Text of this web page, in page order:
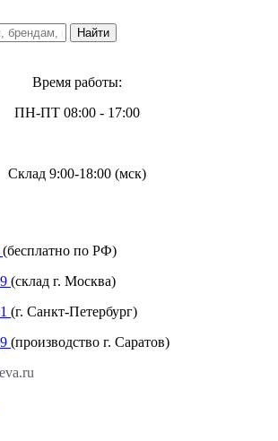
Время работы:
ПН-ПТ 08:00 - 17:00
Склад 9:00-18:00 (мск)
(бесплатно по РФ)
(склад г. Москва)
(г. Санкт-Петербург)
(производство г. Саратов)